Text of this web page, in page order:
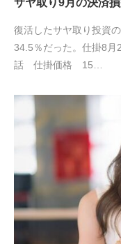
サヤ取り9月の決済
復活したサヤ取り投資
34.5％だった。仕掛8
話 仕掛価格 15…